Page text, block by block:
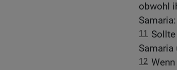
obwohl
Samaria:
11
Samaria
12